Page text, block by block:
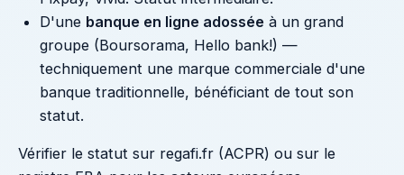
D'une banque en ligne adossée à un grand
groupe (Boursorama, Hello bank!) —
techniquement une marque commerciale d'une
banque traditionnelle, bénéficiant de tout son
statut.
Vérifier le statut sur regafi.fr (ACPR) ou sur le